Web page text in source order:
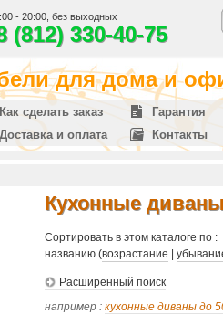
- 20:00, без выходных
(812) 330-40-75
для дома и
Как сделать заказ
Гарантия
Доставка и оплата Контакты
Кухонные
Сортировать в этом каталоге по :
названию (возрастание
Расширенный поиск
например : кухонные диваны до